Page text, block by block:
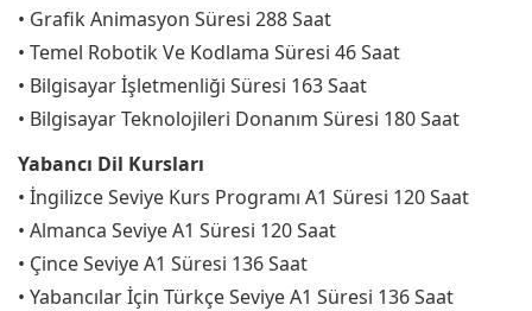
• Grafik Animasyon Süresi 288 Saat
• Temel Robotik Ve Kodlama Süresi 46 Saat
• Bilgisayar İşletmenliği Süresi 163 Saat
• Bilgisayar Teknolojileri Donanım Süresi 180 Saat
Yabancı Dil Kursları
• İngilizce Seviye Kurs Programı A1 Süresi 120 Saat
• Almanca Seviye A1 Süresi 120 Saat
• Çince Seviye A1 Süresi 136 Saat
• Yabancılar İçin Türkçe Seviye A1 Süresi 136 Saat